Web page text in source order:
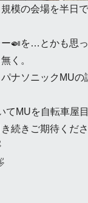
模の会場を半日
🍛を…とかも思
く。
ナソニックMUの
てMUを自転車屋
続きご期待くださ